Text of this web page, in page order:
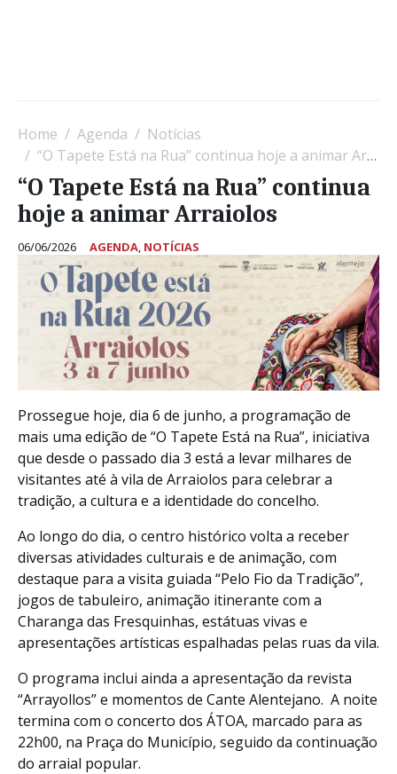
Home Agenda
Notícias
“O Tapete Está na Rua” continua hoje a animar Arraiolos
“O Tapete Está na Rua” continua
hoje a animar Arraiolos
06/06/2026 AGENDA, NOTÍCIAS
Prossegue hoje, dia 6 de junho, a programação de
mais uma edição de “O Tapete Está na Rua”, iniciativa
que desde o passado dia 3 está a levar milhares de
visitantes até à vila de Arraiolos para celebrar a
tradição, a cultura e a identidade do concelho.
Ao longo do dia, o centro histórico volta a receber
diversas atividades culturais e de animação, com
destaque para a visita guiada “Pelo Fio da Tradição”,
jogos de tabuleiro, animação itinerante com a
Charanga das Fresquinhas, estátuas vivas e
apresentações artísticas espalhadas pelas ruas da vila.
O programa inclui ainda a apresentação da revista
“Arrayollos” e momentos de Cante Alentejano. A noite
termina com o concerto dos ÁTOA, marcado para as
22h00, na Praça do Município, seguido da continuação
do arraial popular.